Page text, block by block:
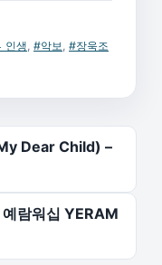
인생, #악보, #장욱조
Dear Child) –
람워십 YERAM